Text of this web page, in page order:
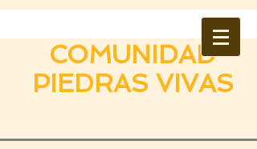
COMUNIDAD
PIEDRAS VIVAS